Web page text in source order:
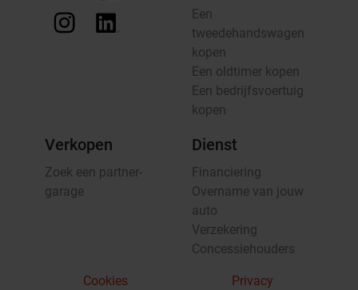
Een
tweedehandswagen
kopen
Een oldtimer kopen
Een bedrijfsvoertuig
kopen
Verkopen
Zoek een partner-
garage
Dienst
Financiering
Overname van jouw
auto
Verzekering
Concessiehouders
Cookies Privacy